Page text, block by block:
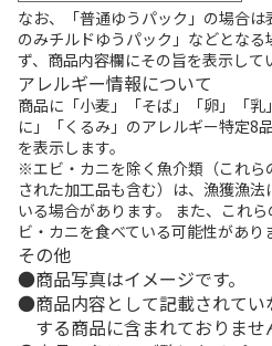
なお、「普通ゆうパック」の場合
のみチルドゆうパック」などとな
ず、商品内容欄にその旨を表示して
アレルギー情報について
商品に「小麦」「そば」「卵」「
に」「くるみ」のアレルギー特定8
を表示します。
※エビ・カニを除く魚介類（これら
された加工品も含む）は、漁獲漁
いる場合があります。 また、これ
ビ・カニを食べている可能性があり
その他
商品写真はイメージです。
商品内容として記載されて
する商品に含まれておりませ